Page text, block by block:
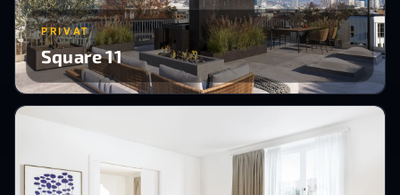
PRIVAT
Square 11